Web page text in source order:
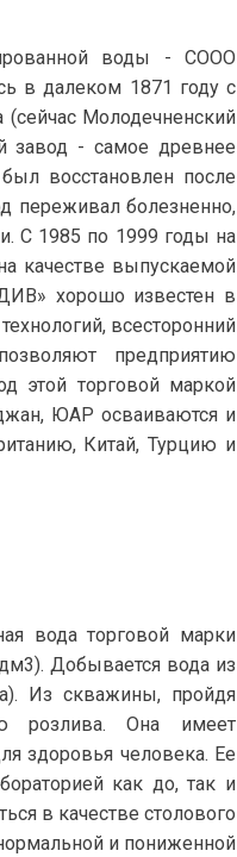
воды - СООО
в далеком 1871 году с
Молодечненский
завод - самое древнее
восстановлен после
переживал болезненно,
С 1985 по 1999 годы на
качестве выпускаемой
хорошо известен в
всесторонний
предприятию
этой торговой маркой
ЮАР осваиваются и
Китай, Турцию и
вода торговой марки
Добывается вода из
Из скважины, пройдя
розлива. Она имеет
здоровья человека. Ее
как до, так и
в качестве столового
и пониженной